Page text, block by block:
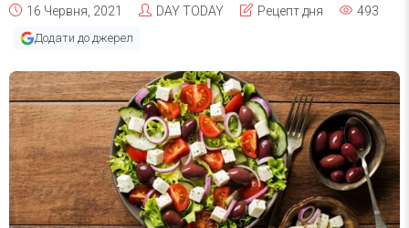
16 Червня, 2021 DAY TODAY Рецепт дня 493
Додати до джерел